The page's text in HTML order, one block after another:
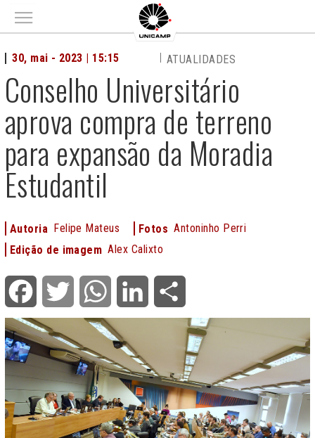
Main menu
Conselho Universitário
aprova compra de terreno
para expansão da Moradia
Estudantil
30, mai - 2023 | 15:15 ATUALIDADES
Autoria Felipe Mateus Fotos Antoninho Perri
Edição de imagem Alex Calixto
Facebook Twitter WhatsApp LinkedIn